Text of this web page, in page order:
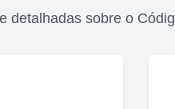
detalhadas sobre o